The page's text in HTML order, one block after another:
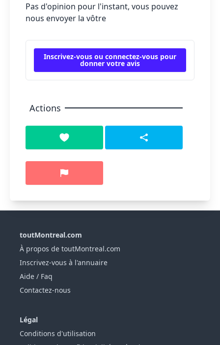
Pas d'opinion pour l'instant, vous pouvez
nous envoyer la vôtre
Inscrivez-vous ou connectez-vous pour
donner votre avis
Actions
toutMontreal.com
À propos de toutMontreal.com
Inscrivez-vous à l'annuaire
Aide / Faq
Contactez-nous
Légal
Conditions d'utilisation